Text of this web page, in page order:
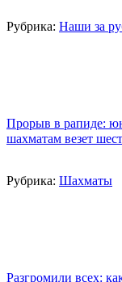
Рубрика: Наши за
Прорыв в рапиде:
шахматам везет
Рубрика: Шахматы
Разгромили всех: